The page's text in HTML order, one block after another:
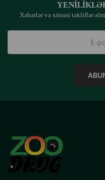
Xəbərlər və xüsusi təkliflər